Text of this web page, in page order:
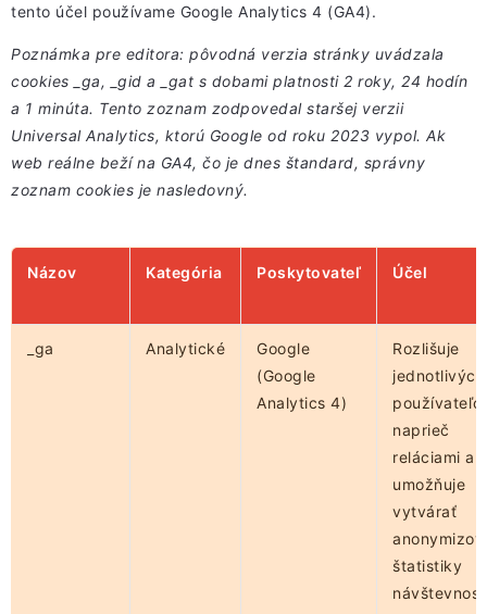
tento účel používame Google Analytics 4 (GA4).
Poznámka pre editora: pôvodná verzia stránky uvádzala
cookies _ga, _gid a _gat s dobami platnosti 2 roky, 24 hodín
a 1 minúta. Tento zoznam zodpovedal staršej verzii
Universal Analytics, ktorú Google od roku 2023 vypol. Ak
web reálne beží na GA4, čo je dnes štandard, správny
zoznam cookies je nasledovný.
Názov Kategória Poskytovateľ Účel
_ga Analytické
Google
(Google
Analytics 4)
Rozlišuje
jednotlivých
naprieč
reláciami a
umožňuje
vytvárať
štatistiky